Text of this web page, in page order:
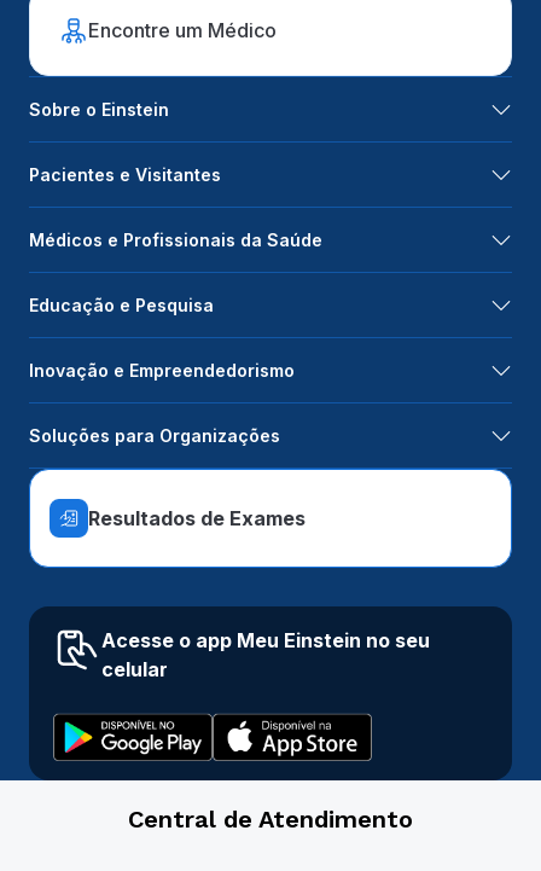
Encontre um Médico
Sobre o Einstein
Pacientes e Visitantes
Médicos e Profissionais da Saúde
Educação e Pesquisa
Inovação e Empreendedorismo
Soluções para Organizações
Resultados de Exames
Acesse o app Meu Einstein no seu
celular
Central de Atendimento